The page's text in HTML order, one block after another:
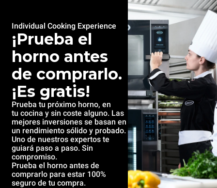
Individual Cooking Experience
¡Prueba el
horno antes
de comprarlo.
¡Es gratis!
Prueba tu próximo horno, en
tu cocina y sin coste alguno. Las
mejores inversiones se basan en
un rendimiento sólido y probado.
Uno de nuestros expertos te
guiará paso a paso. Sin
compromiso.
Prueba el horno antes de
comprarlo para estar 100%
seguro de tu compra.